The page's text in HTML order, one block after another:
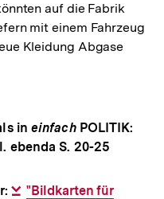
auf die Fabrik
mit einem Fahrzeug
Kleidung Abgase
in einfachPOLITIK:
ebenda S. 20-25
Interner
"Bildkarten für